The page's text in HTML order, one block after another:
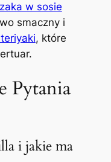
w sosie
smaczny i
, które
Pytania
i jakie ma